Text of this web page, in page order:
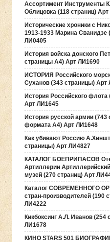
Ассортимент Инструменты
Облицовка (118 страниц)
Исторические хроники с
1913-1933 Марина Сванидзе
ЛИ0405
История войска донского
страницы А4) Арт ЛИ1690
ИСТОРИЯ Российского
Суханов (343 страницы) Арт
История Российского флота
Арт ЛИ1645
История русской армии (743
формата А4) Арт ЛИ1648
Как убивают Россию
страницы) Арт ЛИ4827
КАТАЛОГ БОЕПРИПАСОВ
Артиллерии
музей (270 страниц) Арт
Каталог СОВРЕМЕННОГО
стран-производителей (190
ЛИ4222
Кикбоксинг А.Л. Иванов (254
ЛИ1678
КИНО STARS 501